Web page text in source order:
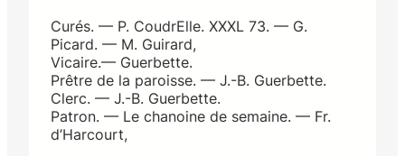
Curés. — P. CoudrElle. XXXL 73. — G.
Picard. — M. Guirard,
Vicaire.— Guerbette.
Prêtre de la paroisse. — J.-B. Guerbette.
Clerc. — J.-B. Guerbette.
Patron. — Le chanoine de semaine. — Fr.
d’Harcourt,